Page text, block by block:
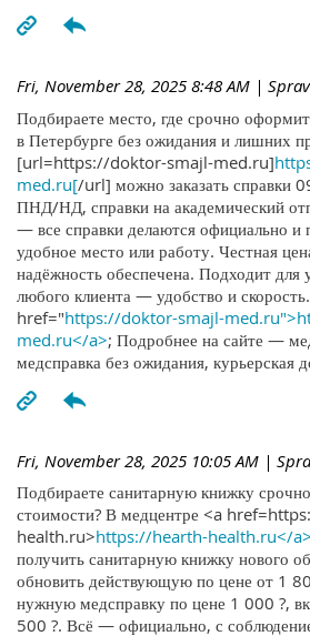
Fri, November 28, 2025 8:48 AM |
Подбираете место, где срочно
в Петербурге без ожидания и лишних
[url=https://doktor-smajl-med.ru]
med.ru[/url] можно заказать справки
ПНД/НД, справки на академический
— все справки делаются официально и
удобное место или работу. Честная
надёжность обеспечена. Подходит
любого клиента — удобство и
href="https://doktor-smajl-
med.ru</a>; Подробнее на сайте —
медсправка без ожидания, курьерская
Fri, November 28, 2025 10:05 AM |
Подбираете санитарную книжку
стоимости? В медцентре <a
health.ru>https://hearth-health.ru</a>
получить санитарную книжку нового
обновить действующую по цене от 1
нужную медсправку по цене 1 000 ?,
500 ?. Всё — официально, с